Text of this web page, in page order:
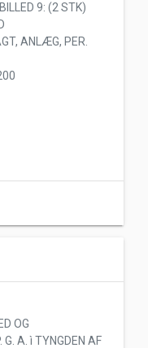
9: (2 STK)
ANLÆG, PER.
OG
A. ì TYNGDEN AF